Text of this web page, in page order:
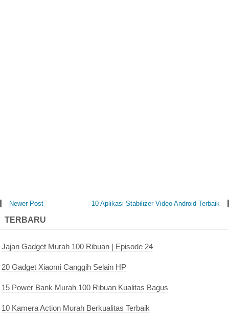
Newer Post 10 Aplikasi Stabilizer Video Android Terbaik
TERBARU
Jajan Gadget Murah 100 Ribuan | Episode 24
20 Gadget Xiaomi Canggih Selain HP
15 Power Bank Murah 100 Ribuan Kualitas Bagus
10 Kamera Action Murah Berkualitas Terbaik